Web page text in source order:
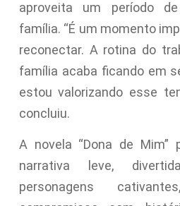
aproveita um período
família. “É um momento
reconectar. A rotina do
família acaba ficando em
estou valorizando esse
concluiu.
A novela “Dona de Mim”
narrativa leve,
personagens